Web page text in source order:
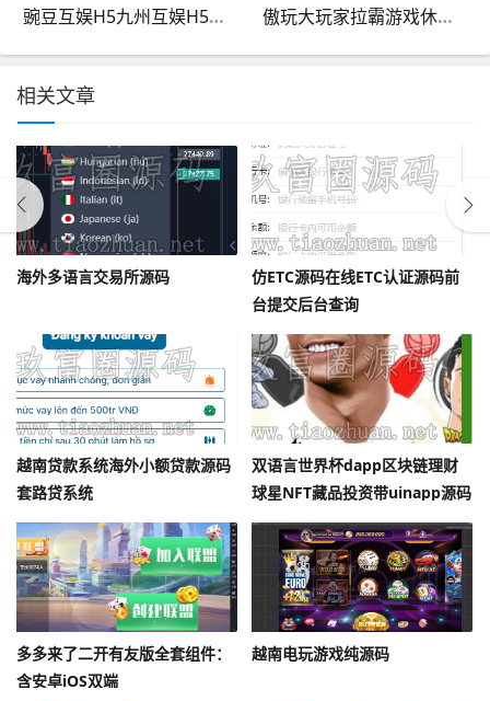
豌豆互娱H5九州互娱H5休闲游戏源码最新二次开发版+搭建教程 傲玩大玩家拉霸游戏休闲游戏组件+搭建教程
相关文章
海外多语言交易所源码
仿ETC源码在线ETC认证源码前
台提交后台查询
越南贷款系统海外小额贷款源码
套路贷系统
双语言世界杯dapp区块链理财
球星NFT藏品投资带uinapp源码
多多来了二开有友版全套组件：
含安卓iOS双端
越南电玩游戏纯源码